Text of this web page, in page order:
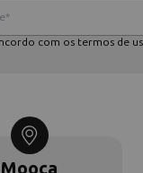
com os termos de
Mooca